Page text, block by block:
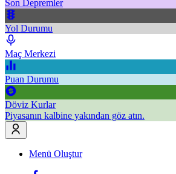
Son Depremler
Yol Durumu
Maç Merkezi
Puan Durumu
Döviz Kurlar
Piyasanın kalbine yakından göz atın.
Menü Oluştur